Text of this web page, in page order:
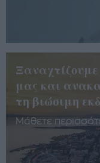
μας και
τη βιώσιμη
Μάθετε